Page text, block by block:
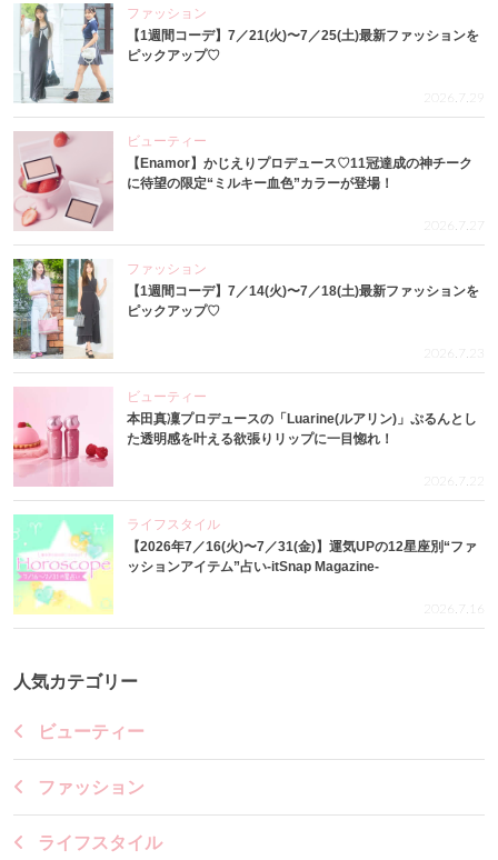
ファッション
【1週間コーデ】7／21(火)〜7／25(土)最新ファッションを
ピックアップ♡
2026.7.29
ビューティー
【Enamor】かじえりプロデュース♡11冠達成の神チーク
に待望の限定“ミルキー血色”カラーが登場！
2026.7.27
ファッション
【1週間コーデ】7／14(火)〜7／18(土)最新ファッションを
ピックアップ♡
2026.7.23
ビューティー
本田真凜プロデュースの「Luarine(ルアリン)」ぷるんとし
た透明感を叶える欲張りリップに一目惚れ！
2026.7.22
ライフスタイル
【2026年7／16(火)〜7／31(金)】運気UPの12星座別“ファ
ッションアイテム”占い-itSnap Magazine-
2026.7.16
人気カテゴリー
ビューティー
ファッション
ライフスタイル